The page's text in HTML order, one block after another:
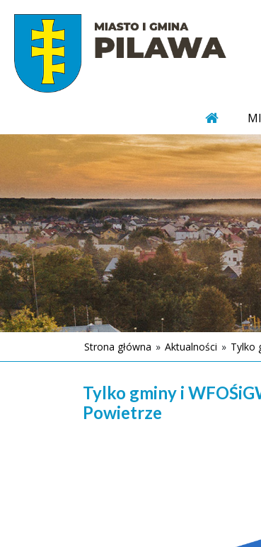
Strona główna » Aktualności » Tylko
Tylko gminy i
Powietrze